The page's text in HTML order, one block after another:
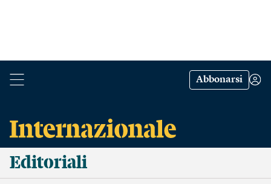
Abbonarsi
Editoriali